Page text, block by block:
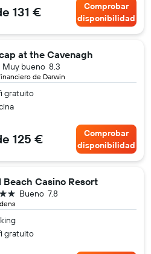
131 €
Comprobar
disponibilidad
at the Cavenagh
de Darwin
8.3
Muy bueno
gratuito
125 €
Comprobar
disponibilidad
Beach Casino Resort
7.8
Bueno
gratuito